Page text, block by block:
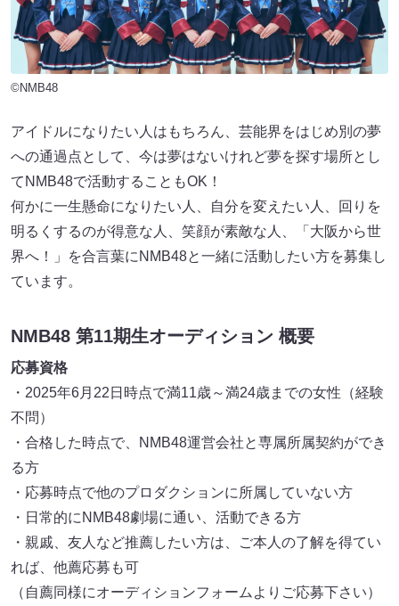
©NMB48
アイドルになりたい人はもちろん、芸能界をはじめ別の夢
への通過点として、今は夢はないけれど夢を探す場所とし
てNMB48で活動することもOK！
何かに一生懸命になりたい人、自分を変えたい人、回りを
明るくするのが得意な人、笑顔が素敵な人、「大阪から世
界へ！」を合言葉にNMB48と一緒に活動したい方を募集し
ています。
NMB48 第11期生オーディション 概要
応募資格
・2025年6月22日時点で満11歳～満24歳までの女性（経験
不問）
・合格した時点で、NMB48運営会社と専属所属契約ができ
る方
・応募時点で他のプロダクションに所属していない方
・日常的にNMB48劇場に通い、活動できる方
・親戚、友人など推薦したい方は、ご本人の了解を得てい
れば、他薦応募も可
（自薦同様にオーディションフォームよりご応募下さい）